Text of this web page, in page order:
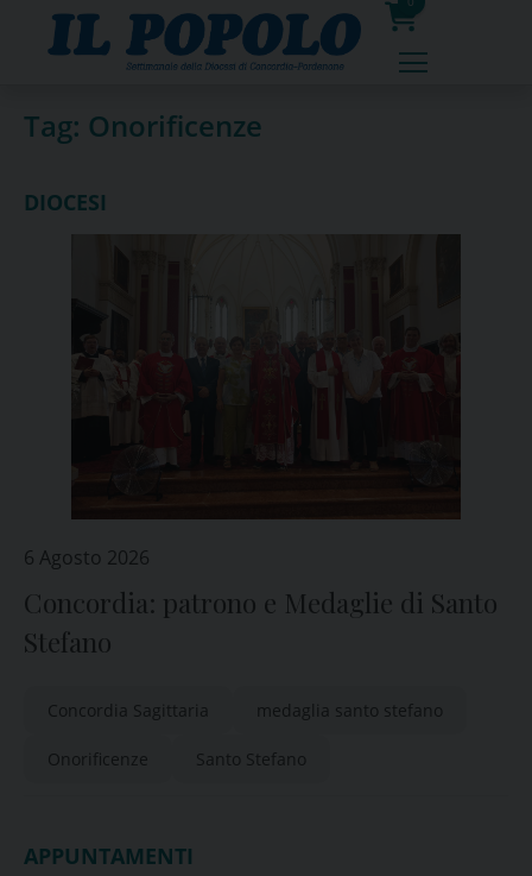
0
prodotti
Tag: Onorificenze
DIOCESI
6 Agosto 2026
Concordia: patrono e Medaglie di Santo
Stefano
Concordia Sagittaria medaglia santo stefano
Onorificenze Santo Stefano
APPUNTAMENTI